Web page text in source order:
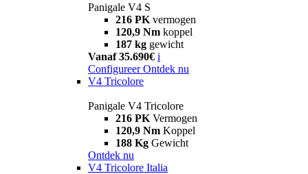
Panigale V4 S
216 PK vermogen
120,9 Nm koppel
187 kg gewicht
Vanaf 35.690€ i
Configureer Ontdek nu
V4 Tricolore
Panigale V4 Tricolore
216 PK Vermogen
120,9 Nm Koppel
188 Kg Gewicht
Ontdek nu
V4 Tricolore Italia